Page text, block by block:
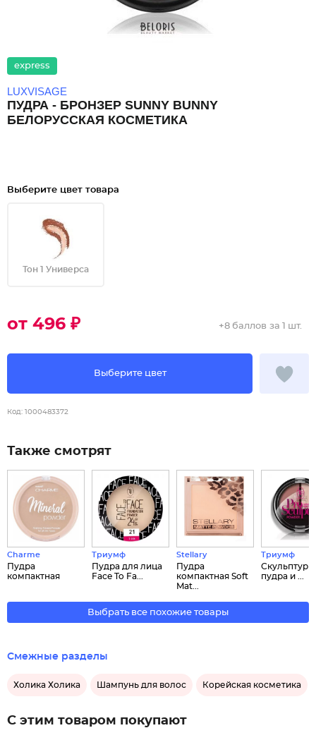
express
LUXVISAGE
ПУДРА - БРОНЗЕР SUNNY BUNNY
БЕЛОРУССКАЯ КОСМЕТИКА
Выберите цвет товара
Тон 1 Универса
от 496 ₽
Выберите цвет
+8 баллов за 1 шт.
Код: 1000483372
Также смотрят
Charme
Пудра
компактная
Триумф
Пудра для лица
Face To Fa...
Stellary
Пудра
компактная Soft
Mat...
Триумф
пудра и ...
Выбрать все похожие товары
Смежные разделы
Холика Холика Шампунь для волос Корейская косметика
С этим товаром покупают